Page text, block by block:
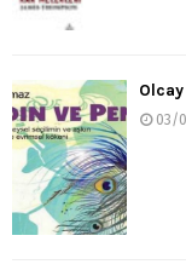
03/